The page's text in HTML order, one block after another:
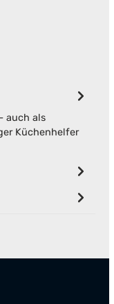
auch als
Küchenhelfer